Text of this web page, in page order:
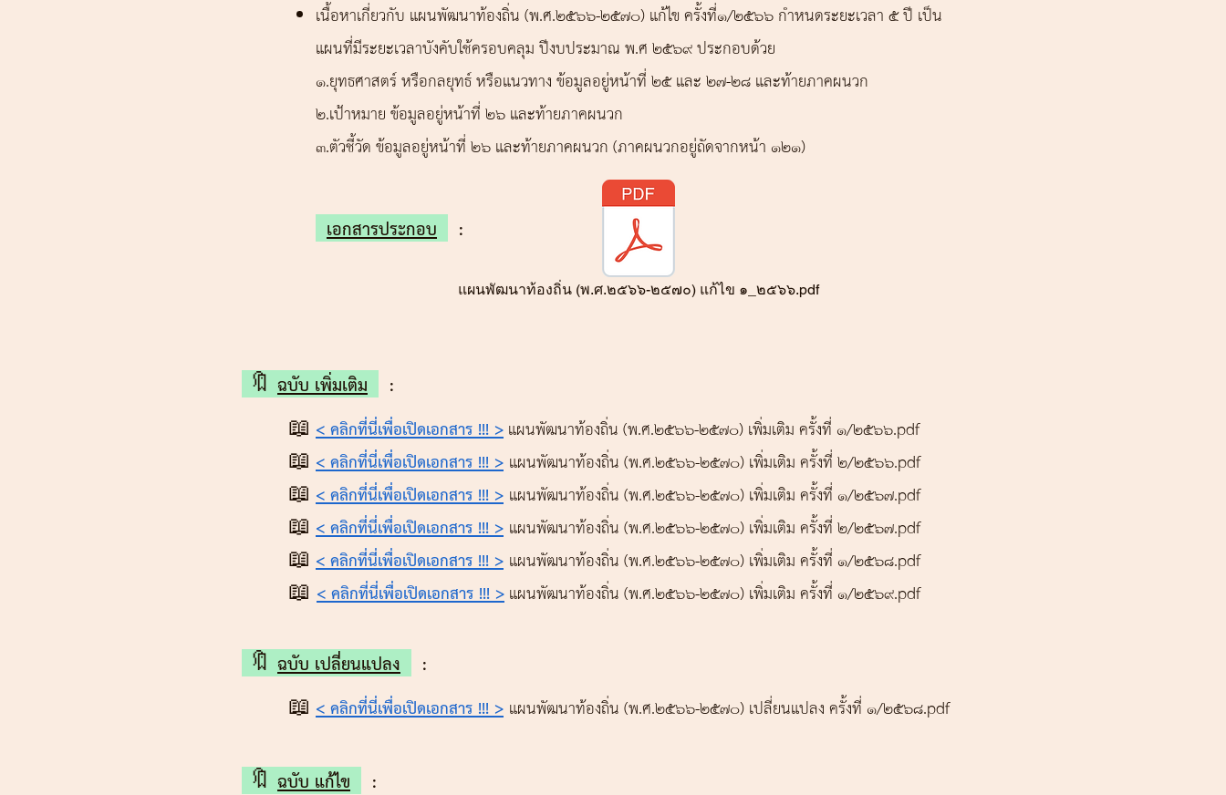
เนื้อหาเกี่ยวกับ แผนพัฒนาท้องถิ่น (พ.ศ.2566-2570) แก้ไข ครั้งที่1/2566 กำหนดระยะเวลา 5 ปี เป็น
แผนที่มีระยะเวลาบังคับใช้ครอบคลุม ปีงบประมาณ พ.ศ 2569 ประกอบด้วย
1.ยุทธศาสตร์ หรือกลยุทธ์ หรือแนวทาง ข้อมูลอยู่หน้าที่ 25 และ 27-28 และท้ายภาคผนวก
2.เป้าหมาย ข้อมูลอยู่หน้าที่ 26 และท้ายภาคผนวก
3.ตัวชี้วัด ข้อมูลอยู่หน้าที่ 26 และท้ายภาคผนวก (ภาคผนวกอยู่ถัดจากหน้า 121)
เอกสารประกอบ :
แผนพัฒนาท้องถิ่น (พ.ศ.๒๕๖๖-๒๕๗๐) แก้ไข ๑_๒๕๖๖.pdf
🔖 ฉบับ เพิ่มเติม :
📖 < คลิกที่นี่เพื่อเปิดเอกสาร !!! > แผนพัฒนาท้องถิ่น (พ.ศ.2566-๒๕๗๐) เพิ่มเติม ครั้งที่ 1/๒๕๖๖.pdf
📖 < คลิกที่นี่เพื่อเปิดเอกสาร !!! > แผนพัฒนาท้องถิ่น (พ.ศ.2566-๒๕๗๐) เพิ่มเติม ครั้งที่ ๒/๒๕๖๖.pdf
📖 < คลิกที่นี่เพื่อเปิดเอกสาร !!! > แผนพัฒนาท้องถิ่น (พ.ศ.2566-๒๕๗๐) เพิ่มเติม ครั้งที่ 1/๒๕๖๗.pdf
📖 < คลิกที่นี่เพื่อเปิดเอกสาร !!! > แผนพัฒนาท้องถิ่น (พ.ศ.2566-๒๕๗๐) เพิ่มเติม ครั้งที่ ๒/๒๕๖๗.pdf
📖 < คลิกที่นี่เพื่อเปิดเอกสาร !!! > แผนพัฒนาท้องถิ่น (พ.ศ.2566-๒๕๗๐) เพิ่มเติม ครั้งที่ ๑/๒๕๖๘.pdf
📖 < คลิกที่นี่เพื่อเปิดเอกสาร !!! > แผนพัฒนาท้องถิ่น (พ.ศ.2566-๒๕๗๐) เพิ่มเติม ครั้งที่ ๑/๒๕๖๙.pdf
🔖 ฉบับ เปลี่ยนแปลง :
📖 < คลิกที่นี่เพื่อเปิดเอกสาร !!! > แผนพัฒนาท้องถิ่น (พ.ศ.2566-๒๕๗๐) เปลี่ยนแปลง ครั้งที่ ๑/๒๕๖๘.pdf
🔖 ฉบับ แก้ไข :